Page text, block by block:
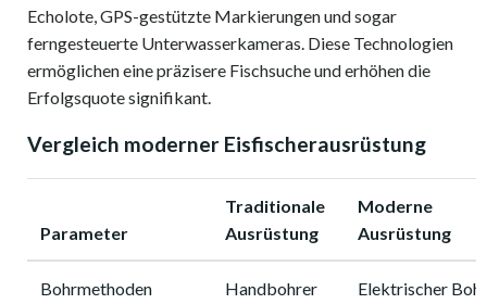
Echolote, GPS-gestützte Markierungen und sogar
ferngesteuerte Unterwasserkameras. Diese Technologien
ermöglichen eine präzisere Fischsuche und erhöhen die
Erfolgsquote signifikant.
Vergleich moderner Eisfischerausrüstung
Parameter
Traditionale
Ausrüstung
Moderne
Ausrüstung
Bohrmethoden Handbohrer Elektrischer